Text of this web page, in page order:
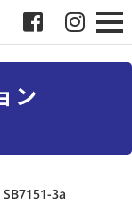
ン
SB7151-3a